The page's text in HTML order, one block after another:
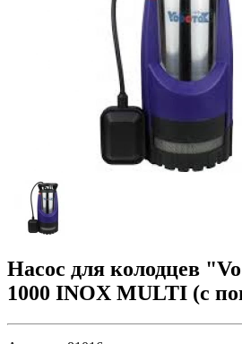
Насос для колодцев
1000 INOX MULTI (с